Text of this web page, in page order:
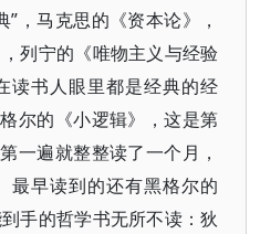
，马克思的《资本论》，
列宁的《唯物主义与经验
读书人眼里都是经典的经
尔的《小逻辑》，这是第
一遍就整整读了一个月，
最早读到的还有黑格尔的
手的哲学书无所不读：狄